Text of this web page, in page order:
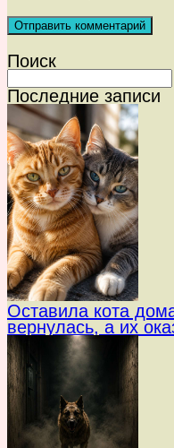
Поиск
Последние записи
Оставила кота
вернулась, а их